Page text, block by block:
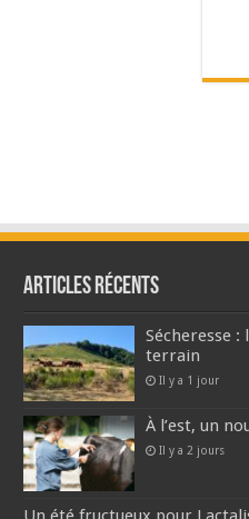
Articles récents
Sécheresse
terrain
Il y a 1 jour
À l’est, un
Il y a 2 jours